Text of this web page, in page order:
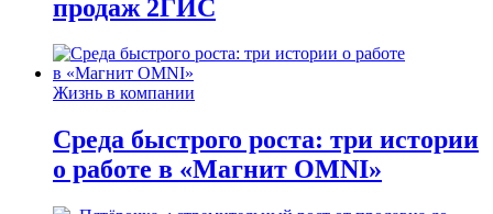
продаж 2ГИС
Жизнь в компании
Среда быстрого роста: три истории
о работе в «Магнит OMNI»